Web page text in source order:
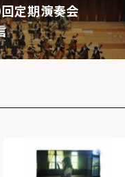
定期演奏会